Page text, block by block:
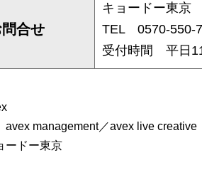
合せ
キョードー東京
TEL 0570-550-
受付時間 平日
avex management／avex live creative
ードー東京